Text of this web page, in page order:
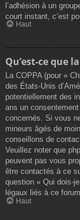
l’adhésion à un
court instant, c’est
Haut
Qu’est-ce que
La COPPA (pour «
des États-Unis
potentiellement des
ans un
concernés. Si vous
mineurs âgés de
conseillons de
Veuillez noter que
peuvent pas vous
être contactés à ce
question « Qui dois-
légaux liés à ce
Haut